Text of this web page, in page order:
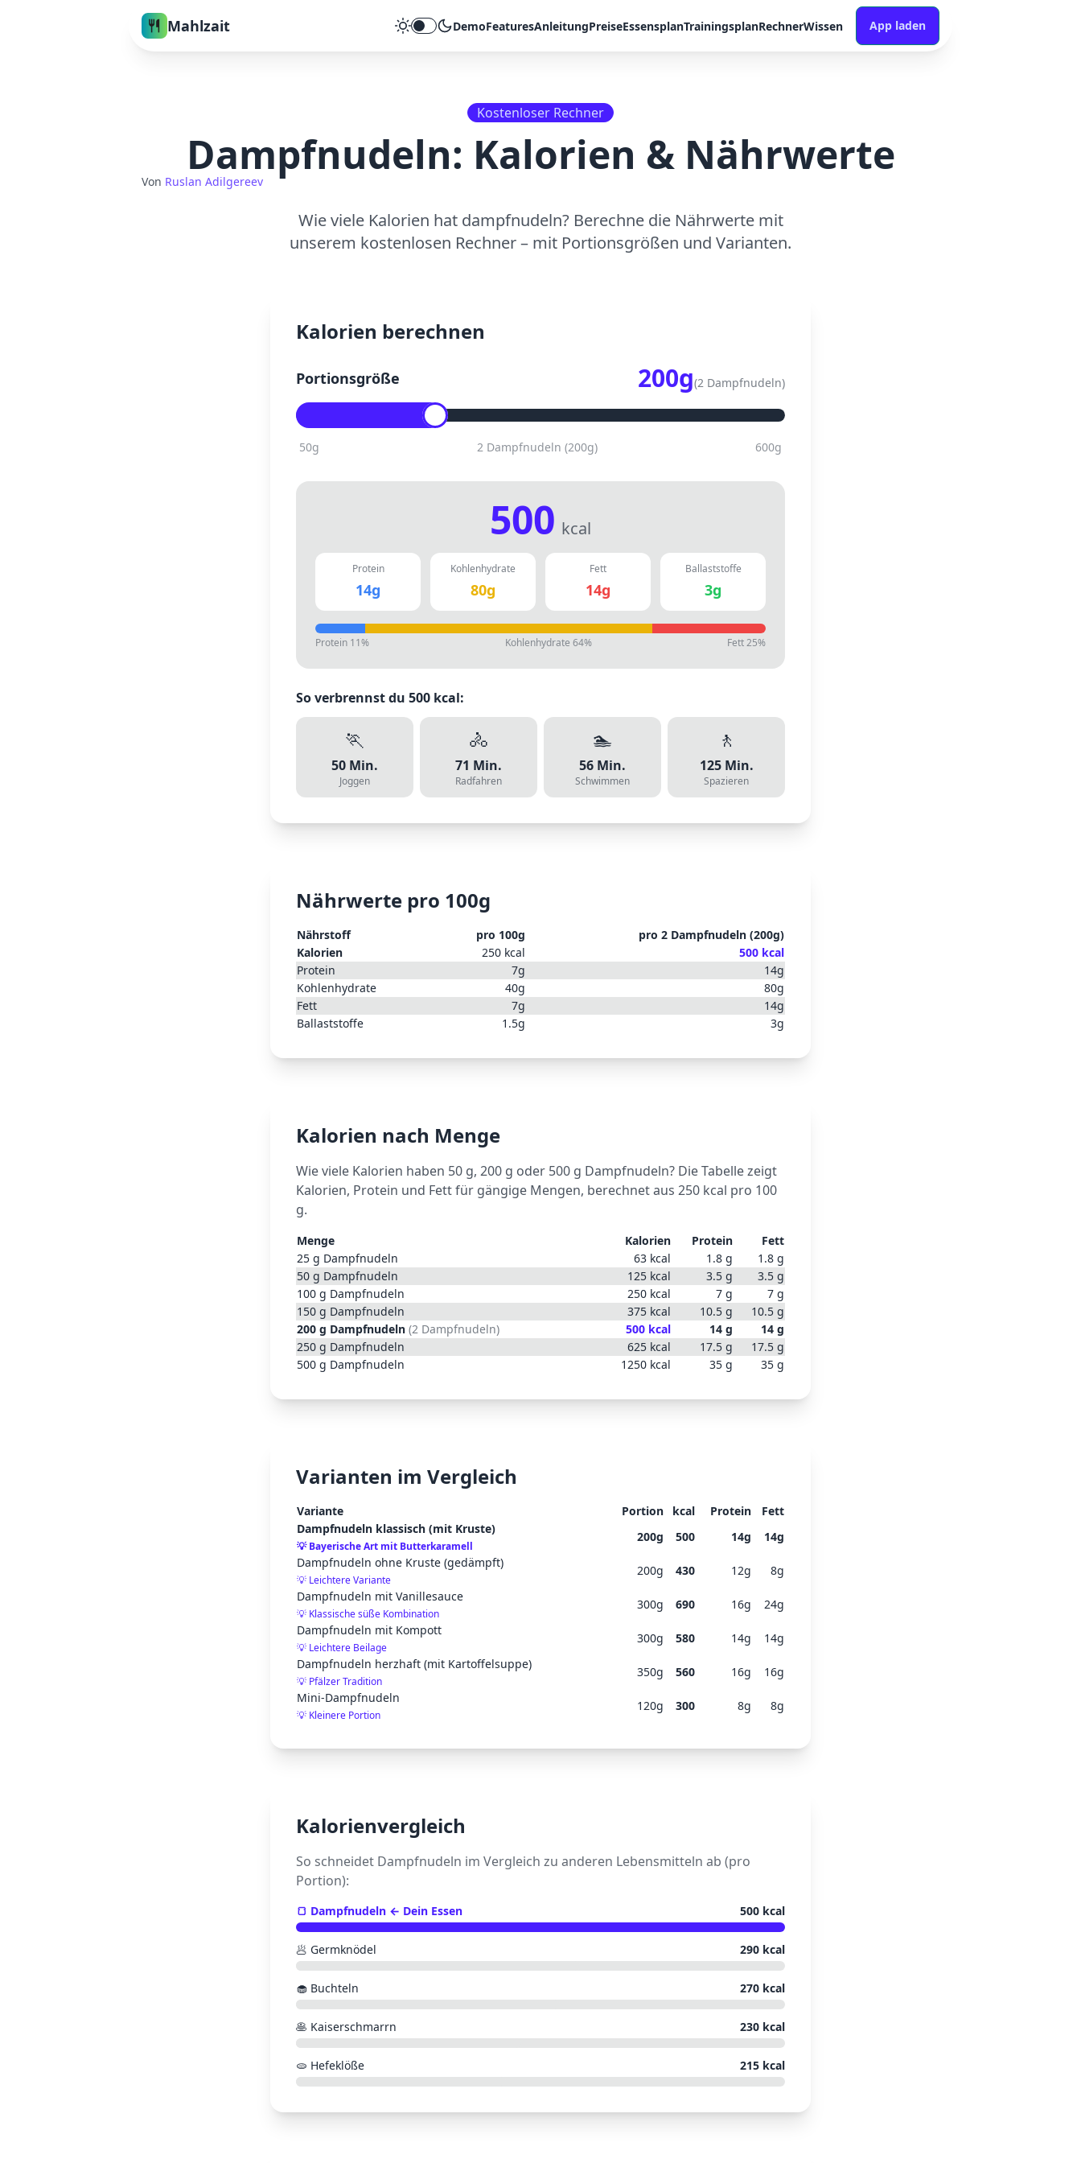
Mahlzait Theme umschalten
DemoFeaturesAnleitungPreiseEssensplanTrainingsplanRechnerWissen App laden
Kostenloser Rechner
Dampfnudeln: Kalorien & Nährwerte
Von Ruslan Adilgereev
Wie viele Kalorien hat dampfnudeln? Berechne die Nährwerte mit
unserem kostenlosen Rechner – mit Portionsgrößen und Varianten.
Kalorien berechnen
Portionsgröße 200g(2 Dampfnudeln)
50g 2 Dampfnudeln (200g) 600g
500 kcal
Protein
14g
Kohlenhydrate
80g
Fett
14g
Ballaststoffe
3g
Protein 11% Kohlenhydrate 64% Fett25%
So verbrennst du 500 kcal:
🏃
50 Min.
Joggen
🚴
71 Min.
Radfahren
🏊
56 Min.
Schwimmen
🚶
125Min.
Spazieren
Nährwerte pro 100g
Nährstoff pro 100g pro 2 Dampfnudeln (200g)
Kalorien
250 kcal 500 kcal
Protein
7g 14g
Kohlenhydrate
40g 80g
Fett
7g 14g
Ballaststoffe
1.5g 3g
Kalorien nach Menge
Wie viele Kalorien haben 50 g, 200 g oder 500 g Dampfnudeln? Die Tabelle zeigt
Kalorien, Protein und Fett für gängige Mengen, berechnet aus 250 kcal pro 100
g.
Menge Kalorien Protein
Fett
25 g Dampfnudeln 63 kcal 1.8 g 1.8 g
50 g Dampfnudeln 125 kcal 3.5 g 3.5 g
100 g Dampfnudeln 250 kcal 7 g 7 g
150 g Dampfnudeln 375 kcal 10.5 g 10.5 g
200 g Dampfnudeln (2 Dampfnudeln) 500 kcal 14 g 14 g
250 g Dampfnudeln 625 kcal 17.5 g 17.5 g
500 g Dampfnudeln 1250 kcal 35 g 35 g
Varianten im Vergleich
Variante Portion kcal Protein
Fett
Dampfnudeln klassisch (mit Kruste)
💡Bayerische Art mit Butterkaramell
200g 500 14g 14g
Dampfnudeln ohne Kruste (gedämpft)
💡 Leichtere Variante
200g 430 12g 8g
Dampfnudeln mit Vanillesauce
💡 Klassische süße Kombination
300g 690 16g 24g
Dampfnudeln mit Kompott
💡 Leichtere Beilage
300g 580 14g 14g
Dampfnudeln herzhaft (mit Kartoffelsuppe)
💡 Pfälzer Tradition
350g 560 16g 16g
Mini-Dampfnudeln
💡 Kleinere Portion
120g 300 8g 8g
Kalorienvergleich
So schneidet Dampfnudeln im Vergleich zu anderen Lebensmitteln ab (pro
Portion):
🍞 Dampfnudeln ← Dein Essen 500 kcal
🥟 Germknödel 290 kcal
🧁 Buchteln 270 kcal
🥞 Kaiserschmarrn 230 kcal
🫓 Hefeklöße 215 kcal